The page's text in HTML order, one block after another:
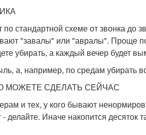
по стандартной схеме от звонка до
"завалы" или "авралы". Проще
убирать, а каждый вечер будет
а, например, по средам убирать
МОЖЕТЕ СДЕЛАТЬ СЕЙЧАС
и тех, у кого бывают
делайте. Иначе накопится десяток